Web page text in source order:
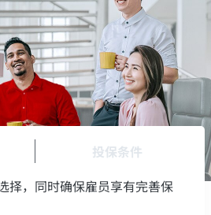
投保条件
择，同时确保雇员享有完善保